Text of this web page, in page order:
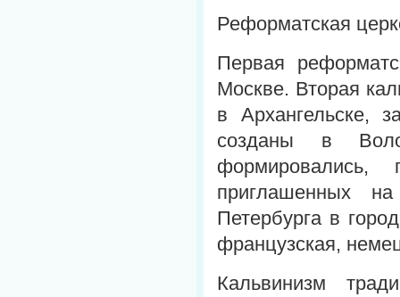
Реформатская
Первая
Москве. Вторая
в Архангельске,
созданы в
приглашенных
Петербурга в
французская,
Кальвинизм